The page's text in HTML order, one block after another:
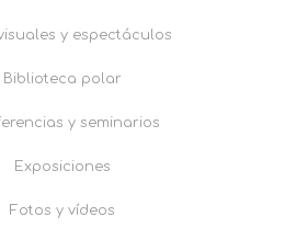
y espectáculos
Biblioteca polar
y seminarios
Exposiciones
Fotos y vídeos